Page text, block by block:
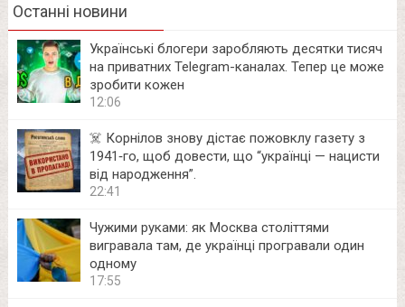
Останні новини
Українські блогери заробляють десятки тисяч
на приватних Telegram-каналах. Тепер це може
зробити кожен
12:06
☠️ Корнілов знову дістає пожовклу газету з
1941‑го, щоб довести, що “українці — нацисти
від народження”.
22:41
Чужими руками: як Москва століттями
вигравала там, де українці програвали один
одному
17:55